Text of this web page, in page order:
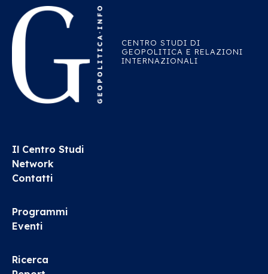
CENTRO STUDI DI
GEOPOLITICA E RELAZIONI
INTERNAZIONALI
Il Centro Studi
Network
Contatti
Programmi
Eventi
Ricerca